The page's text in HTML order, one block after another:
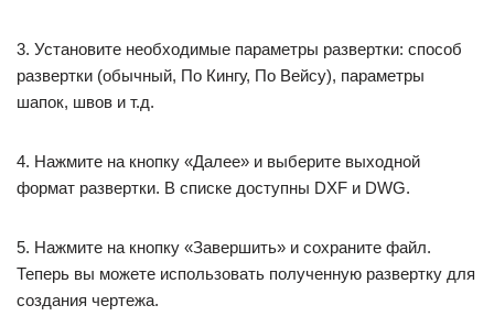
3. Установите необходимые параметры развертки: способ
развертки (обычный, По Кингу, По Вейсу), параметры
шапок, швов и т.д.
4. Нажмите на кнопку «Далее» и выберите выходной
формат развертки. В списке доступны DXF и DWG.
5. Нажмите на кнопку «Завершить» и сохраните файл.
Теперь вы можете использовать полученную развертку для
создания чертежа.